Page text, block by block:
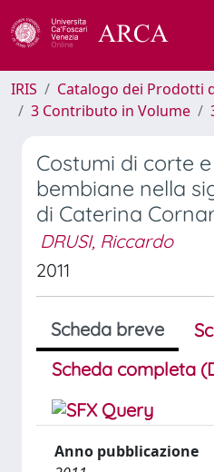
IRIS
Catalogo dei Prodotti
3 Contributo in Volume
Costumi di corte
bembiane nella
di Caterina
DRUSI, Riccardo
2011
Scheda breve
Scheda completa
Anno pubblicazione